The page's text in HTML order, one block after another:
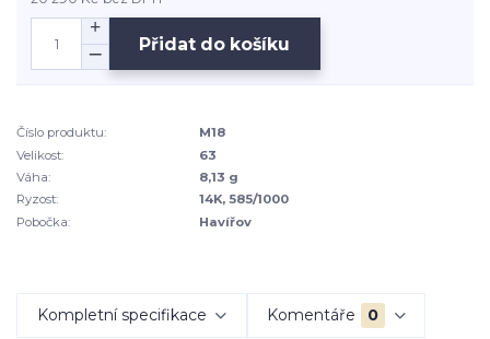
Přidat do košíku
Číslo produktu:
M18
Velikost:
63
Váha:
8,13 g
Ryzost:
14K, 585/1000
Pobočka:
Havířov
Kompletní specifikace Komentáře 0